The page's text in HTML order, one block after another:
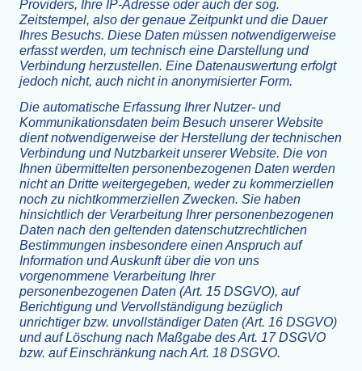
Providers, Ihre IP-Adresse oder auch der sog.
Zeitstempel, also der genaue Zeitpunkt und die Dauer
Ihres Besuchs. Diese Daten müssen notwendigerweise
erfasst werden, um technisch eine Darstellung und
Verbindung herzustellen. Eine Datenauswertung erfolgt
jedoch nicht, auch nicht in anonymisierter Form.
Die automatische Erfassung Ihrer Nutzer- und
Kommunikationsdaten beim Besuch unserer Website
dient notwendigerweise der Herstellung der technischen
Verbindung und Nutzbarkeit unserer Website. Die von
Ihnen übermittelten personenbezogenen Daten werden
nicht an Dritte weitergegeben, weder zu kommerziellen
noch zu nichtkommerziellen Zwecken. Sie haben
hinsichtlich der Verarbeitung Ihrer personenbezogenen
Daten nach den geltenden datenschutzrechtlichen
Bestimmungen insbesondere einen Anspruch auf
Information und Auskunft über die von uns
vorgenommene Verarbeitung Ihrer
personenbezogenen Daten (Art. 15 DSGVO), auf
Berichtigung und Vervollständigung bezüglich
unrichtiger bzw. unvollständiger Daten (Art. 16 DSGVO)
und auf Löschung nach Maßgabe des Art. 17 DSGVO
bzw. auf Einschränkung nach Art. 18 DSGVO.